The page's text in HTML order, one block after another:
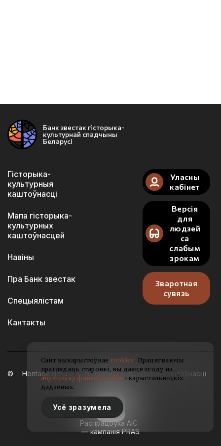
Банк звестак гісторыка-
культурнай спадчыны
Беларусі
Гісторыка-
культурныя
каштоўнасці
Мапа гісторыка-
культурных
каштоўнасцей
Навіны
Пра Банк звестак
Спецыялістам
Кантакты
Уласны
кабінет
Версія
для
людзей
са
слабым
зрокам
Зваротная
сувязь
Heritage.gov.by — гісторыка-культурныя каштоўнасці
Беларусі
Распрацоўка АІС
— кампанія PRAS
Сайт выкарыстоўвае cookies. Працягваючы
праглядаць старонкі, вы даяце згоду на
апрацоўку файлаў cookie і карыстальніцкіх
дадзеных.
Усё зразумела